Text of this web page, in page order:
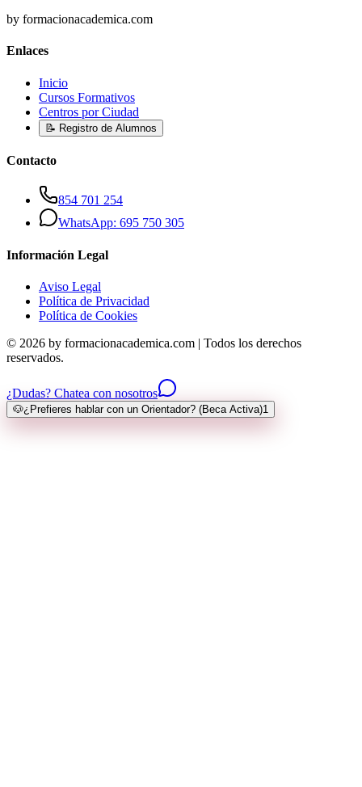
by formacionacademica.com
Enlaces
Inicio
Cursos Formativos
Centros por Ciudad
📝 Registro de Alumnos
Contacto
854 701 254
WhatsApp: 695 750 305
Información Legal
Aviso Legal
Política de Privacidad
Política de Cookies
© 2026 by formacionacademica.com | Todos los derechos
reservados.
¿Dudas? Chatea con nosotros
🐶¿Prefieres hablar con un Orientador? (Beca Activa)1